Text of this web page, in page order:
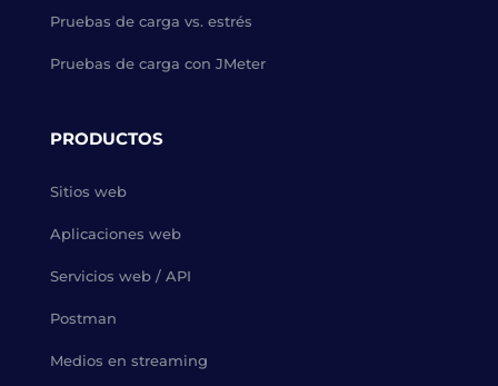
Pruebas de carga vs. estrés
Pruebas de carga con JMeter
PRODUCTOS
Sitios web
Aplicaciones web
Servicios web / API
Postman
Medios en streaming